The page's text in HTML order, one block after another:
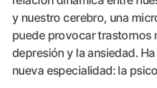
y nuestro cerebro, una
puede provocar trastornos
depresión y la ansiedad.
nueva especialidad: la